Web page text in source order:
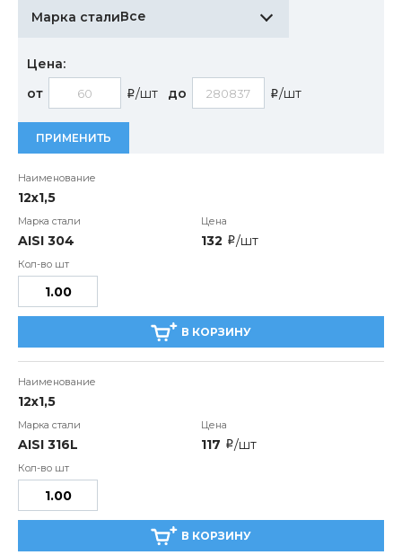
Марка стали:Все
Цена:
от
i/шт до i/шт
ПРИМЕНИТЬ
12х1,5
AISI 304 132 i/шт
В КОРЗИНУ
12х1,5
AISI 316L 117 i/шт
В КОРЗИНУ